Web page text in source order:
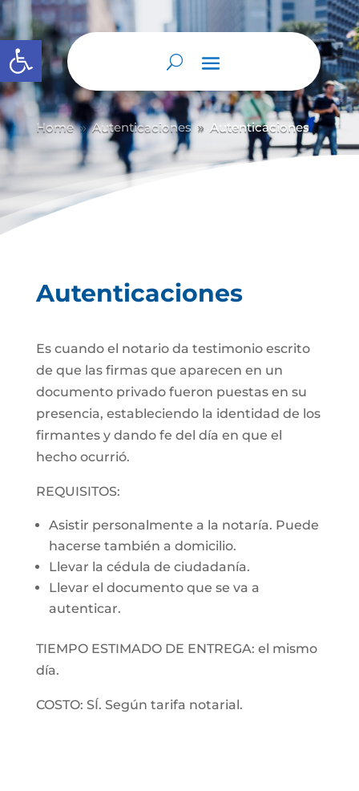
Abrir barra de herramientas
Home 9 Autenticaciones 9 Autenticaciones
Autenticaciones
Es cuando el notario da testimonio escrito
de que las firmas que aparecen en un
documento privado fueron puestas en su
presencia, estableciendo la identidad de los
firmantes y dando fe del día en que el
hecho ocurrió.
REQUISITOS:
Asistir personalmente a la notaría. Puede
hacerse también a domicilio.
Llevar la cédula de ciudadanía.
Llevar el documento que se va a
autenticar.
TIEMPO ESTIMADO DE ENTREGA: el mismo
día.
COSTO: SÍ. Según tarifa notarial.